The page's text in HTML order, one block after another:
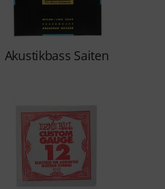
Akustikbass Saiten